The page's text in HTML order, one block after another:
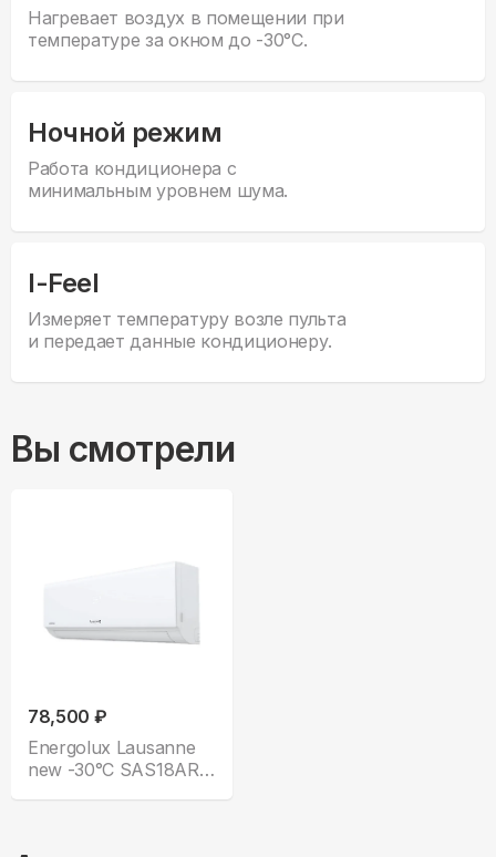
Нагревает воздух в помещении при
температуре за окном до -30°С.
Ночной режим
Работа кондиционера с
минимальным уровнем шума.
I-Feel
Измеряет температуру возле пульта
и передает данные кондиционеру.
Вы смотрели
78,500 ₽
Energolux Lausanne
new -30°С SAS18AR1-